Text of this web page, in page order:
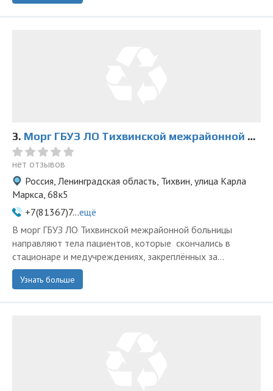
3. Морг ГБУЗ ЛО Тихвинской межрайонной больницы
нет отзывов
Россия, Ленинградская область, Тихвин, улица Карла
Маркса, 68к5
+7(81367)7...ещё
В морг ГБУЗ ЛО Тихвинской межрайонной больницы
направляют тела пациентов, которые скончались в
стационаре и медучреждениях, закреплённых за...
Узнать больше